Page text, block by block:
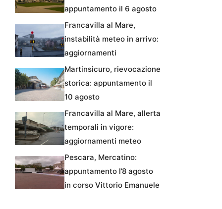
appuntamento il 6 agosto
Francavilla al Mare,
instabilità meteo in arrivo:
aggiornamenti
Martinsicuro, rievocazione
storica: appuntamento il
10 agosto
Francavilla al Mare, allerta
temporali in vigore:
aggiornamenti meteo
Pescara, Mercatino:
appuntamento l’8 agosto
in corso Vittorio Emanuele